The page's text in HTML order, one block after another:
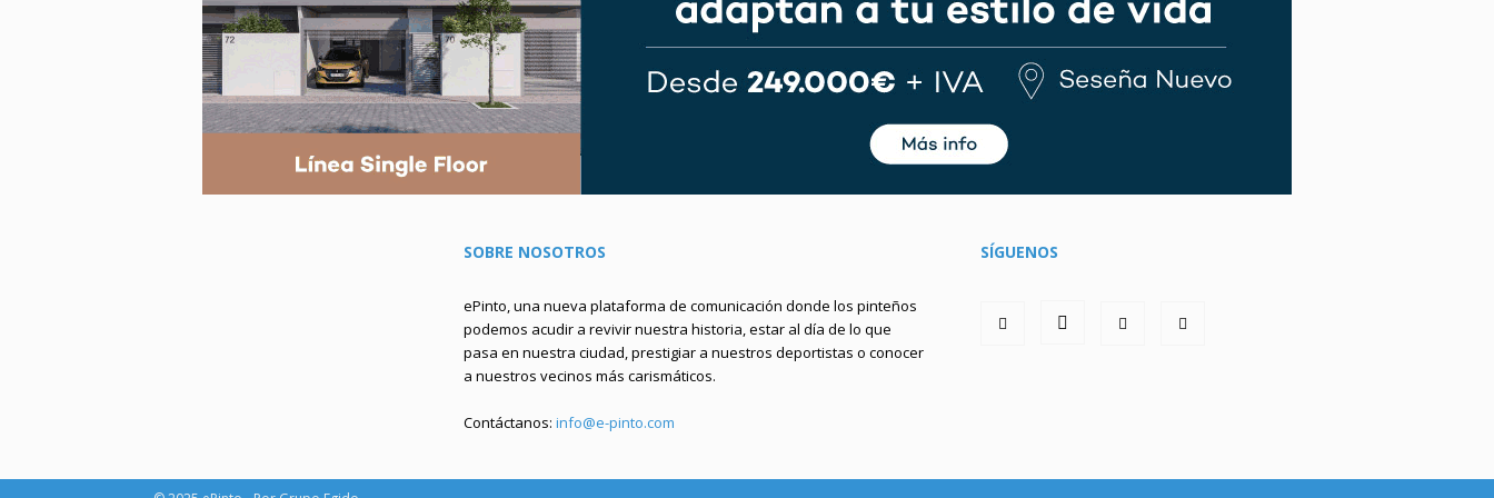
SOBRE NOSOTROS
ePinto, una nueva plataforma de comunicación donde los pinteños
podemos acudir a revivir nuestra historia, estar al día de lo que
pasa en nuestra ciudad, prestigiar a nuestros deportistas o conocer
a nuestros vecinos más carismáticos.
Contáctanos: info@e-pinto.com
SÍGUENOS